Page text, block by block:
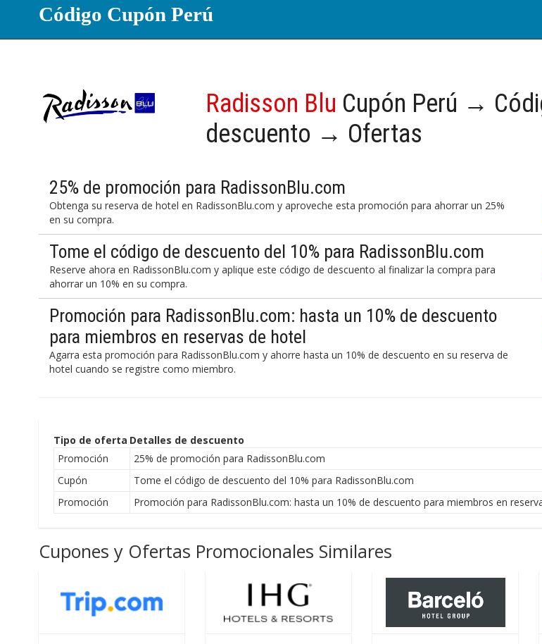
Código Cupón Perú
Radisson Blu Cupón Perú →
descuento → Ofertas
25% de promoción para RadissonBlu.com
Obtenga su reserva de hotel en RadissonBlu.com y aproveche esta promoción para ahorrar un 25%
en su compra.
Tome el código de descuento del 10% para RadissonBlu.com
Reserve ahora en RadissonBlu.com y aplique este código de descuento al finalizar la compra para
ahorrar un 10% en su compra.
Promoción para RadissonBlu.com: hasta un 10% de descuento
para miembros en reservas de hotel
Agarra esta promoción para RadissonBlu.com y ahorre hasta un 10% de descuento en su reserva de
hotel cuando se registre como miembro.
Tipo de oferta Detalles de descuento
Promoción
25% de promoción para RadissonBlu.com
Cupón
Tome el código de descuento del 10% para RadissonBlu.com
Promoción
Promoción para RadissonBlu.com: hasta un 10% de descuento para miembros en
Cupones y Ofertas Promocionales Similares